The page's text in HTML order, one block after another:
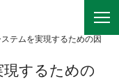
テムを実現するための因
するための